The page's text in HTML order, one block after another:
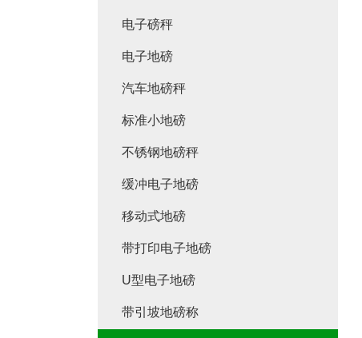
电子磅秤
电子地磅
汽车地磅秤
标准小地磅
不锈钢地磅秤
缓冲电子地磅
移动式地磅
带打印电子地磅
U型电子地磅
带引坡地磅称